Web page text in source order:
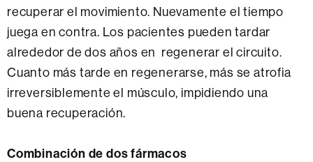
recuperar el movimiento. Nuevamente el tiempo
juega en contra. Los pacientes pueden tardar
alrededor de dos años en regenerar el circuito.
Cuanto más tarde en regenerarse, más se atrofia
irreversiblemente el músculo, impidiendo una
buena recuperación.
Combinación de dos fármacos